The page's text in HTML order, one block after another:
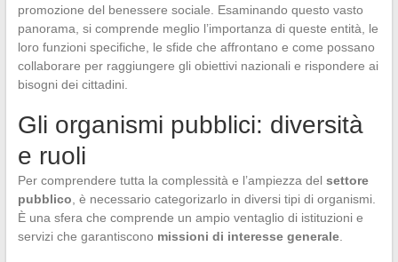
promozione del benessere sociale. Esaminando questo vasto
panorama, si comprende meglio l’importanza di queste entità, le
loro funzioni specifiche, le sfide che affrontano e come possano
collaborare per raggiungere gli obiettivi nazionali e rispondere ai
bisogni dei cittadini.
Gli organismi pubblici: diversità
e ruoli
Per comprendere tutta la complessità e l’ampiezza del settore
pubblico, è necessario categorizarlo in diversi tipi di organismi.
È una sfera che comprende un ampio ventaglio di istituzioni e
servizi che garantiscono missioni di interesse generale.